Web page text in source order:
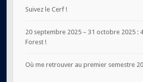
Suivez le Cerf !
20 septembre 2025 – 31 octobre 2025 :
Forest !
Où me retrouver au premier semestre